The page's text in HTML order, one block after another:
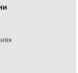
»